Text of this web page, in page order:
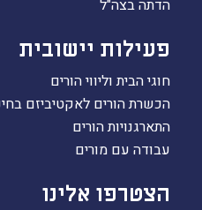
הדתה בצה"ל
פעילות יישובית
חוגי הבית וליווי הורים
הכשרת הורים לאקטיביזם
התארגנויות הורים
עבודה עם מורים
הצטרפו אלינו